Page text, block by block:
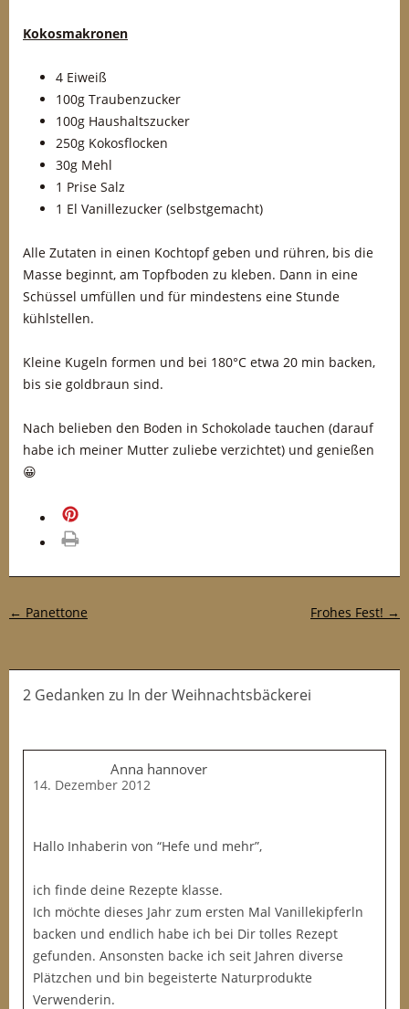
Kokosmakronen
4 Eiweiß
100g Traubenzucker
100g Haushaltszucker
250g Kokosflocken
30g Mehl
1 Prise Salz
1 El Vanillezucker (selbstgemacht)
Alle Zutaten in einen Kochtopf geben und rühren, bis die
Masse beginnt, am Topfboden zu kleben. Dann in eine
Schüssel umfüllen und für mindestens eine Stunde
kühlstellen.
Kleine Kugeln formen und bei 180°C etwa 20 min backen,
bis sie goldbraun sind.
Nach belieben den Boden in Schokolade tauchen (darauf
habe ich meiner Mutter zuliebe verzichtet) und genießen
😀
Post-Navigation
← Panettone Frohes Fest! →
2 Gedanken zu In der Weihnachtsbäckerei
Anna hannover
14. Dezember 2012
Hallo Inhaberin von “Hefe und mehr”,
ich finde deine Rezepte klasse.
Ich möchte dieses Jahr zum ersten Mal Vanillekipferln
backen und endlich habe ich bei Dir tolles Rezept
gefunden. Ansonsten backe ich seit Jahren diverse
Plätzchen und bin begeisterte Naturprodukte
Verwenderin.